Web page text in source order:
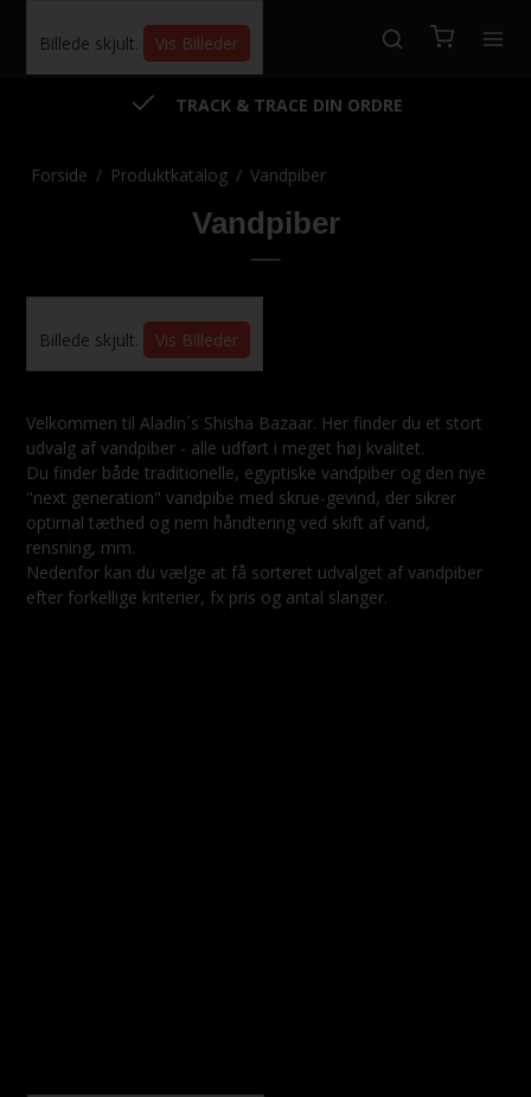
Billede skjult. Vis Billeder
TRACK & TRACE DIN ORDRE
Forside / Produktkatalog / Vandpiber
Vandpiber
Billede skjult. Vis Billeder
Velkommen til Aladin´s Shisha Bazaar. Her finder du et stort
udvalg af vandpiber - alle udført i meget høj kvalitet.
Du finder både traditionelle, egyptiske vandpiber og den nye
"next generation" vandpibe med skrue-gevind, der sikrer
optimal tæthed og nem håndtering ved skift af vand,
rensning, mm.
Nedenfor kan du vælge at få sorteret udvalget af vandpiber
efter forkellige kriterier, fx pris og antal slanger.